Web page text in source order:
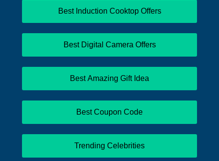
Best Induction Cooktop Offers
Best Digital Camera Offers
Best Amazing Gift Idea
Best Coupon Code
Trending Celebrities